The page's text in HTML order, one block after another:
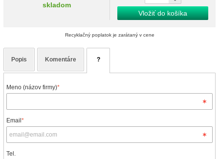
skladom
Vložiť do košíka
Recyklačný poplatok je zarátaný v cene
Popis Komentáre ?
Meno (názov firmy)*
Email *
Tel.